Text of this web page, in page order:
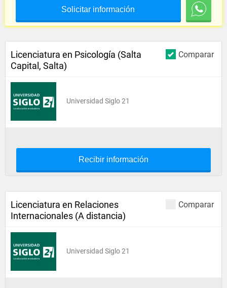
Solicitar información
Comparar
Licenciatura en Psicología (Salta
Capital, Salta)
Universidad Siglo 21
Recibir información
Comparar
Licenciatura en Relaciones
Internacionales (A distancia)
Universidad Siglo 21